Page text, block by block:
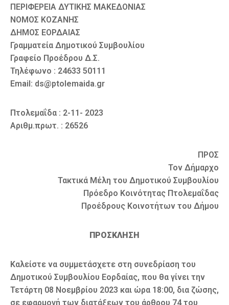
ΠΕΡΙΦΕΡΕΙΑ ΔΥΤΙΚΗΣ ΜΑΚΕΔΟΝΙΑΣ
ΝΟΜΟΣ ΚΟΖΑΝΗΣ
ΔΗΜΟΣ ΕΟΡΔΑΙΑΣ
Γραμματεία Δημοτικού Συμβουλίου
Γραφείο Προέδρου Δ.Σ.
Τηλέφωνο : 24633 50111
Email: ds@ptolemaida.gr
Πτολεμαΐδα : 2-11- 2023
Αριθμ.πρωτ. : 26526
ΠΡΟΣ
Τον Δήμαρχο
Τακτικά Μέλη του Δημοτικού Συμβουλίου
Πρόεδρο Κοινότητας Πτολεμαΐδας
Προέδρους Κοινοτήτων του Δήμου
ΠΡΟΣΚΛΗΣΗ
Καλείστε να συμμετάσχετε στη συνεδρίαση του
Δημοτικού Συμβουλίου Εορδαίας, που θα γίνει την
Τετάρτη 08 Νοεμβρίου 2023 και ώρα 18:00, δια ζώσης,
σε εφαρμογή των διατάξεων του άρθρου 74 του